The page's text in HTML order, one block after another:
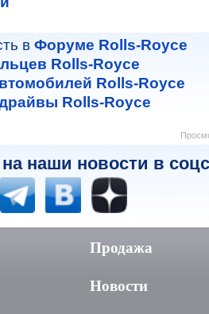
в Форуме Rolls-Royce
Rolls-Royce
Rolls-Royce
Rolls-Royce
наши новости в
Продажа
Новости